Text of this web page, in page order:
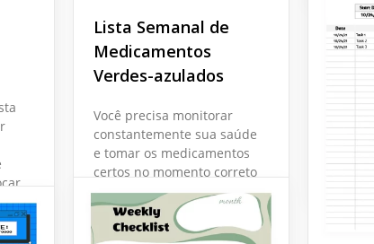
Lista Semanal de
Medicamentos
Verdes-azulados
Você precisa monitorar
constantemente sua saúde
e tomar os medicamentos
certos no momento correto
e no dia apropriado?
Google Slides
nosso
Google